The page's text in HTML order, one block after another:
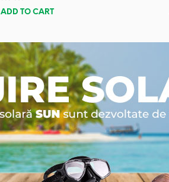
ADD TO CART